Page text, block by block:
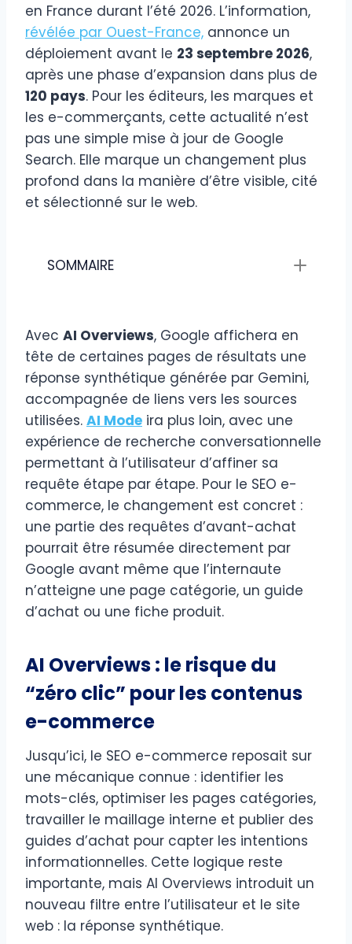
en France durant l’été 2026. L’information,
révélée par Ouest-France, annonce un
déploiement avant le 23 septembre 2026,
après une phase d’expansion dans plus de
120 pays. Pour les éditeurs, les marques et
les e-commerçants, cette actualité n’est
pas une simple mise à jour de Google
Search. Elle marque un changement plus
profond dans la manière d’être visible, cité
et sélectionné sur le web.
SOMMAIRE
Avec AI Overviews, Google affichera en
tête de certaines pages de résultats une
réponse synthétique générée par Gemini,
accompagnée de liens vers les sources
utilisées. AI Mode ira plus loin, avec une
expérience de recherche conversationnelle
permettant à l’utilisateur d’affiner sa
requête étape par étape. Pour le SEO e-
commerce, le changement est concret :
une partie des requêtes d’avant-achat
pourrait être résumée directement par
Google avant même que l’internaute
n’atteigne une page catégorie, un guide
d’achat ou une fiche produit.
AI Overviews : le risque du
“zéro clic” pour les contenus
e-commerce
Jusqu’ici, le SEO e-commerce reposait sur
une mécanique connue : identifier les
mots-clés, optimiser les pages catégories,
travailler le maillage interne et publier des
guides d’achat pour capter les intentions
informationnelles. Cette logique reste
importante, mais AI Overviews introduit un
nouveau filtre entre l’utilisateur et le site
web : la réponse synthétique.